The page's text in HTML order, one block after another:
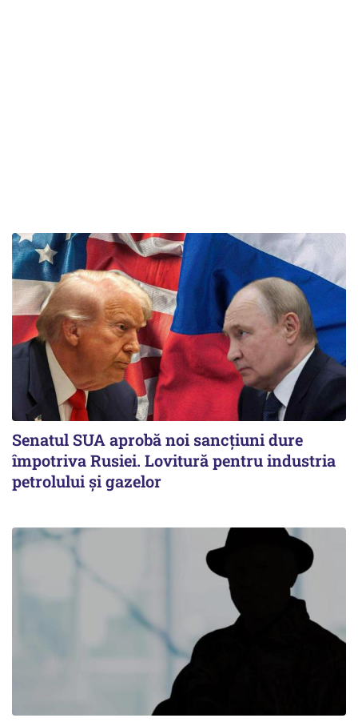
Senatul SUA aprobă noi sancțiuni dure
împotriva Rusiei. Lovitură pentru industria
petrolului și gazelor